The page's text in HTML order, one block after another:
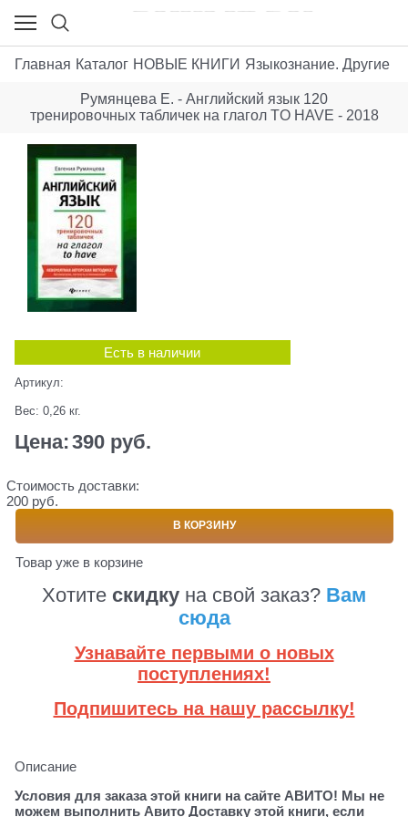
Главная Каталог НОВЫЕ КНИГИ Языкознание. Другие
Румянцева Е. - Английский язык 120
тренировочных табличек на глагол TO HAVE - 2018
Есть в наличии
Артикул:
Вес: 0,26 кг.
Цена:390 руб.
Стоимость доставки:
200 руб.
В КОРЗИНУ
Товар уже в корзине
Хотите скидку на свой заказ? Вам
сюда
Узнавайте первыми о новых
поступлениях!
Подпишитесь на нашу рассылку!
Описание
Условия для заказа этой книги на сайте АВИТО! Мы не
можем выполнить Авито Доставку этой книги, если